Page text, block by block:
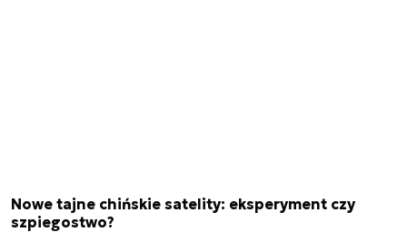
Nowe tajne chińskie satelity: eksperyment czy
szpiegostwo?